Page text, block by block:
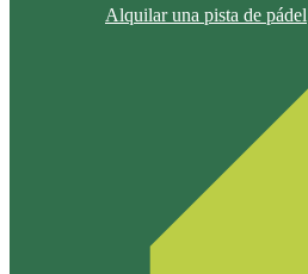
Alquilar una pista de pádel